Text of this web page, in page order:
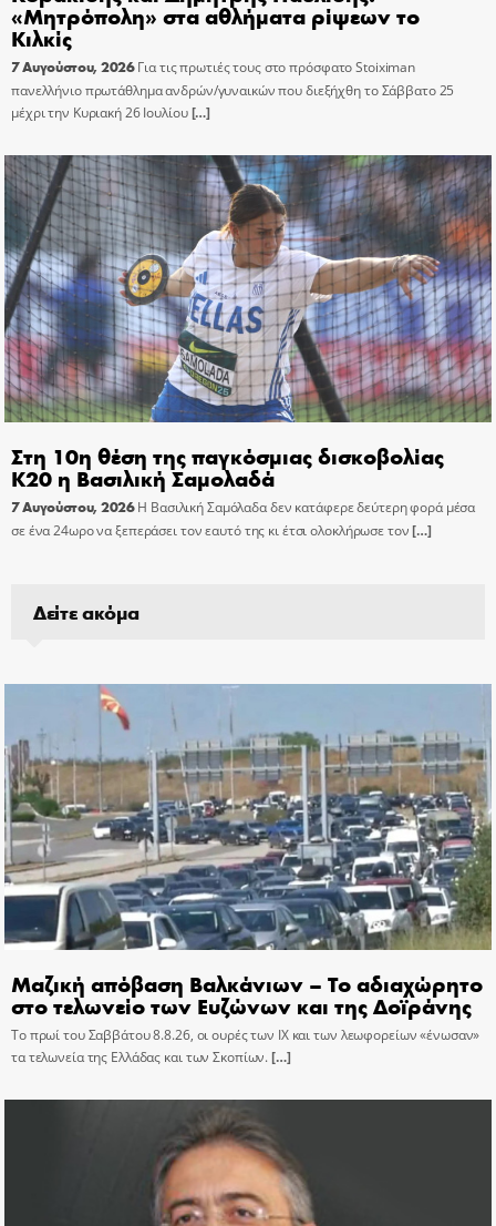
«Μητρόπολη» στα αθλήματα ρίψεων το
Κιλκίς
7 Αυγούστου, 2026 Για τις πρωτιές τους στο πρόσφατο Stoiximan
πανελλήνιο πρωτάθλημα ανδρών/γυναικών που διεξήχθη το Σάββατο 25
μέχρι την Κυριακή 26 Ιουλίου[…]
Στη 10η θέση της παγκόσμιας δισκοβολίας
Κ20 η Βασιλική Σαμολαδά
7 Αυγούστου, 2026 Η Βασιλική Σαμόλαδα δεν κατάφερε δεύτερη φορά μέσα
σε ένα 24ωρο να ξεπεράσει τον εαυτό της κι έτσι ολοκλήρωσε τον[…]
Δείτε ακόμα
Μαζική απόβαση Βαλκάνιων – Το αδιαχώρητο
στο τελωνείο των Ευζώνων και της Δοϊράνης
Το πρωί του Σαββάτου 8.8.26, οι ουρές των ΙΧ και των λεωφορείων «ένωσαν»
τα τελωνεία της Ελλάδας και των Σκοπίων.[…]